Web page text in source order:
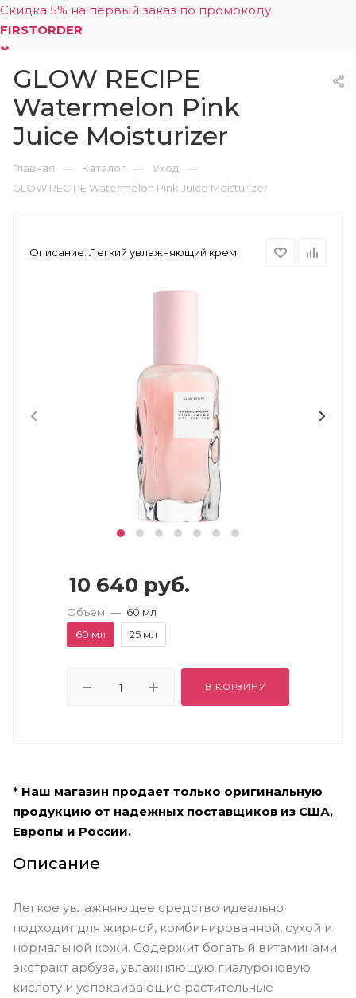
Скидка 5% на первый заказ по промокоду
FIRSTORDER
0
GLOW RECIPE
Watermelon Pink
Juice Moisturizer
Главная — Каталог — Уход —
GLOW RECIPE Watermelon Pink Juice Moisturizer
Описание: Легкий увлажняющий крем
10 640 руб.
Объём — 60 мл
60 мл
25 мл
В КОРЗИНУ
* Наш магазин продает только оригинальную
продукцию от надежных поставщиков из США,
Европы и России.
Описание
Легкое увлажняющее средство идеально
подходит для жирной, комбинированной, сухой и
нормальной кожи. Содержит богатый витаминами
экстракт арбуза, увлажняющую гиалуроновую
кислоту и успокаивающие растительные